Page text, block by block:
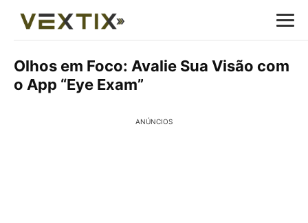
Olhos em Foco: Avalie Sua Visão com
o App “Eye Exam”
ANÚNCIOS